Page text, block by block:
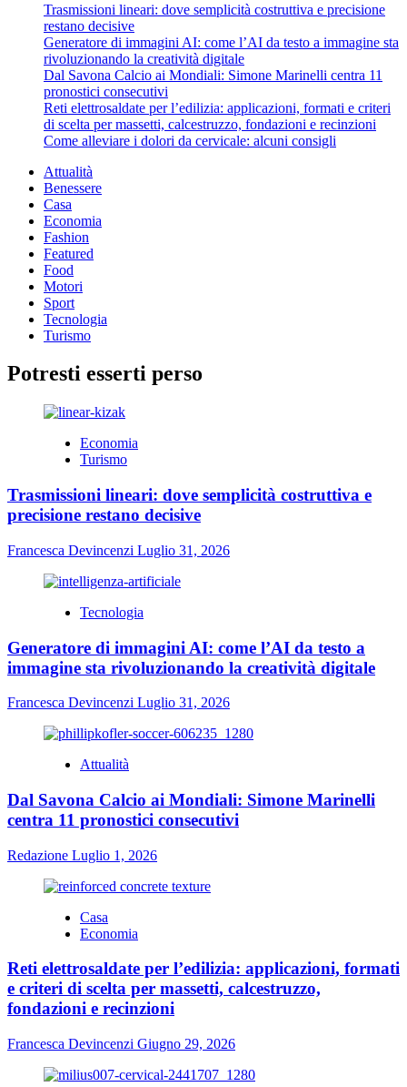
Trasmissioni lineari: dove semplicità costruttiva e precisione
restano decisive
Generatore di immagini AI: come l’AI da testo a immagine sta
rivoluzionando la creatività digitale
Dal Savona Calcio ai Mondiali: Simone Marinelli centra 11
pronostici consecutivi
Reti elettrosaldate per l’edilizia: applicazioni, formati e criteri
di scelta per massetti, calcestruzzo, fondazioni e recinzioni
Come alleviare i dolori da cervicale: alcuni consigli
Attualità
Benessere
Casa
Economia
Fashion
Featured
Food
Motori
Sport
Tecnologia
Turismo
Potresti esserti perso
Economia
Turismo
Trasmissioni lineari: dove semplicità costruttiva e
precisione restano decisive
Francesca Devincenzi Luglio 31, 2026
Tecnologia
Generatore di immagini AI: come l’AI da testo a
immagine sta rivoluzionando la creatività digitale
Francesca Devincenzi Luglio 31, 2026
Attualità
Dal Savona Calcio ai Mondiali: Simone Marinelli
centra 11 pronostici consecutivi
Redazione Luglio 1, 2026
Casa
Economia
Reti elettrosaldate per l’edilizia: applicazioni, formati
e criteri di scelta per massetti, calcestruzzo,
fondazioni e recinzioni
Francesca Devincenzi Giugno 29, 2026